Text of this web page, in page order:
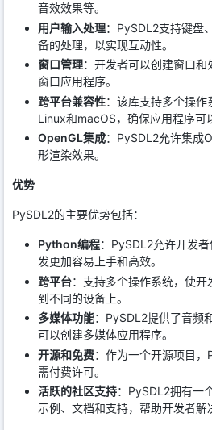
音效效果等。
用户输入处理：PySDL2支持键盘
备的处理，以实现互动性。
窗口管理：开发者可以创建窗口
窗口应用程序。
跨平台兼容性：该库支持多个操作
Linux和macOS，确保应用程序可
OpenGL集成：PySDL2允许集成
形渲染效果。
优势
PySDL2的主要优势包括：
Python编程：PySDL2允许开发
发更加容易上手和高效。
跨平台：支持多个操作系统，使
到不同的设备上。
多媒体功能：PySDL2提供了音频
可以创建多媒体应用程序。
开源和免费：作为一个开源项目
需付费许可。
活跃的社区支持：PySDL2拥有一
示例、文档和支持，帮助开发者